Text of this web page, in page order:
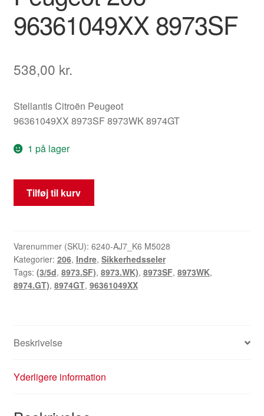
96361049XX 8973SF
538,00 kr.
Stellantis Citroën Peugeot
96361049XX 8973SF 8973WK 8974GT
1 på lager
Venstre
pyroteknisk
206
96361049XX
8973SF
antal
Tilføj til kurv
Varenummer (SKU): 6240-AJ7_K6 M5028
Kategorier: 206, Indre, Sikkerhedsseler
Tags: (3/5d, 8973.SF), 8973.WK), 8973SF, 8973WK,
8974.GT), 8974GT, 96361049XX
Beskrivelse
Yderligere information